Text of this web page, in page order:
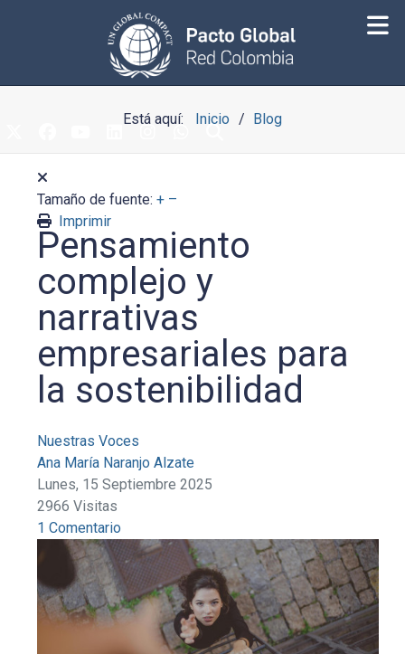
Está aquí: Inicio Blog
Tamaño de fuente: + –
Imprimir
Pensamiento
complejo y
narrativas
empresariales para
la sostenibilidad
Nuestras Voces
Ana María Naranjo Alzate
Lunes, 15 Septiembre 2025
2966 Visitas
1 Comentario